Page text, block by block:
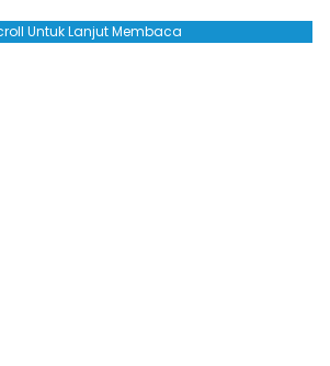
Untuk Lanjut Membaca